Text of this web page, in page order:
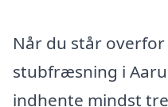
Når du står
stubfræsning i
indhente mindst